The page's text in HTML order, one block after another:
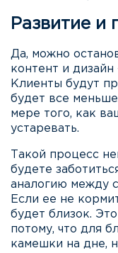
Развитие и
Да, можно
контент и дизайн
Клиенты будут
будет все
мере того, как
устаревать.
Такой процесс
будете
аналогию между
Если ее не
будет близок.
потому, что для
камешки на дне,